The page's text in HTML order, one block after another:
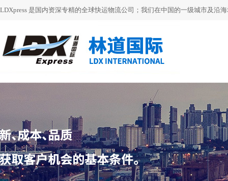
LDXpress 是国内资深专精的全球快运物流公司；我们在中国的一级城市及沿